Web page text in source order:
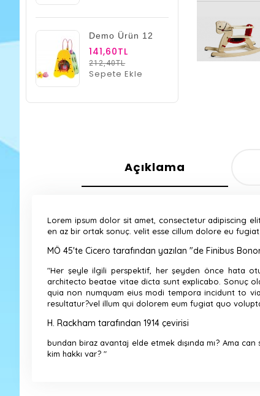
Demo Ürün 12
141,60TL
212,40TL
Sepete Ekle
Açıklama
Lorem ipsum dolor sit amet, consectetur adipiscing
en az bir ortak sonuç. velit esse cillum dolore eu
MÖ 45'te Cicero tarafından yazılan "de Finibus
"Her şeyle ilgili perspektif, her şeyden önce hata
architecto beatae vitae dicta sunt explicabo. Sonuç
quia non numquam eius modi tempora incidunt to
resultatur?vel illum qui dolorem eum fugiat quo
H. Rackham tarafından 1914 çevirisi
bundan biraz avantaj elde etmek dışında mı? Ama can
kim hakkı var? "